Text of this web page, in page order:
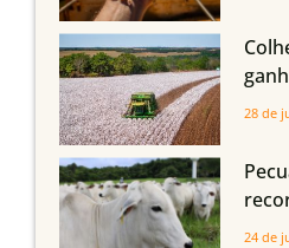
28 de
dos
24 de